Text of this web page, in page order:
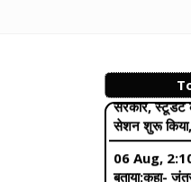
06 Aug,
बताया:कहा-
नहीं, आरोपी
06 Aug,
ज्यादा